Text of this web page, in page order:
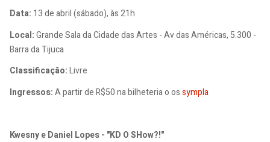
Data: 13 de abril (sábado), às 21h
Local:Grande Sala da Cidade das Artes - Av das Américas, 5.300 -
Barra da Tijuca
Classificação:Livre
Ingressos:A partir de R$50 na bilheteria o ossympla
Kwesny e Daniel Lopes - "KD O SHow?!"